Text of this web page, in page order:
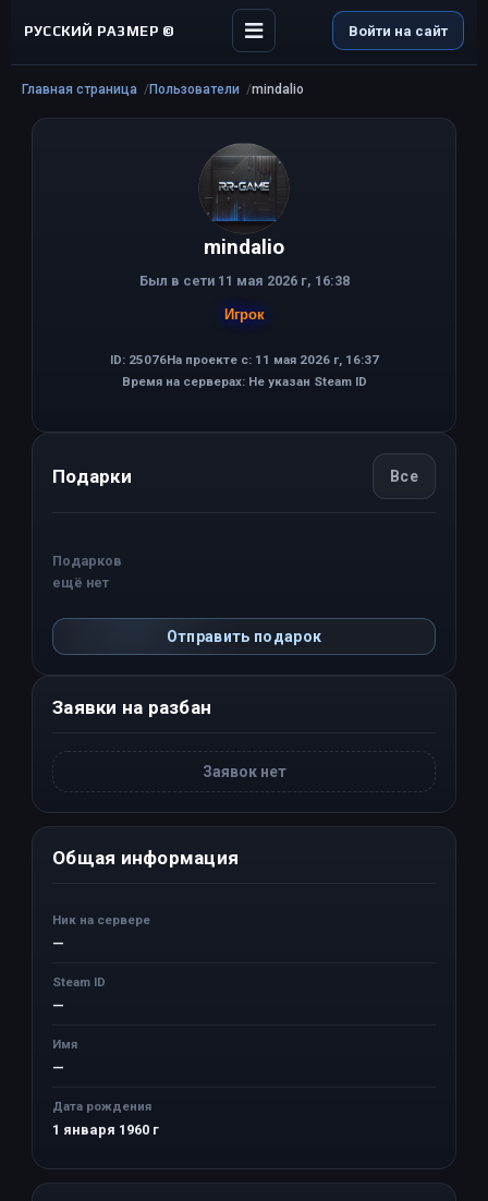
РУССКИЙ РАЗМЕР © Войти на сайт
Главная страница Пользователи mindalio
mindalio
Был в сети 11 мая 2026 г, 16:38
Игрок
ID: 25076На проекте с: 11 мая 2026 г, 16:37
Время на серверах: Не указан Steam ID
Подарки Все
Подарков
ещё нет
Отправить подарок
Заявки на разбан
Заявок нет
Общая информация
Ник на сервере
—
Steam ID
—
Имя
—
Дата рождения
1 января 1960 г